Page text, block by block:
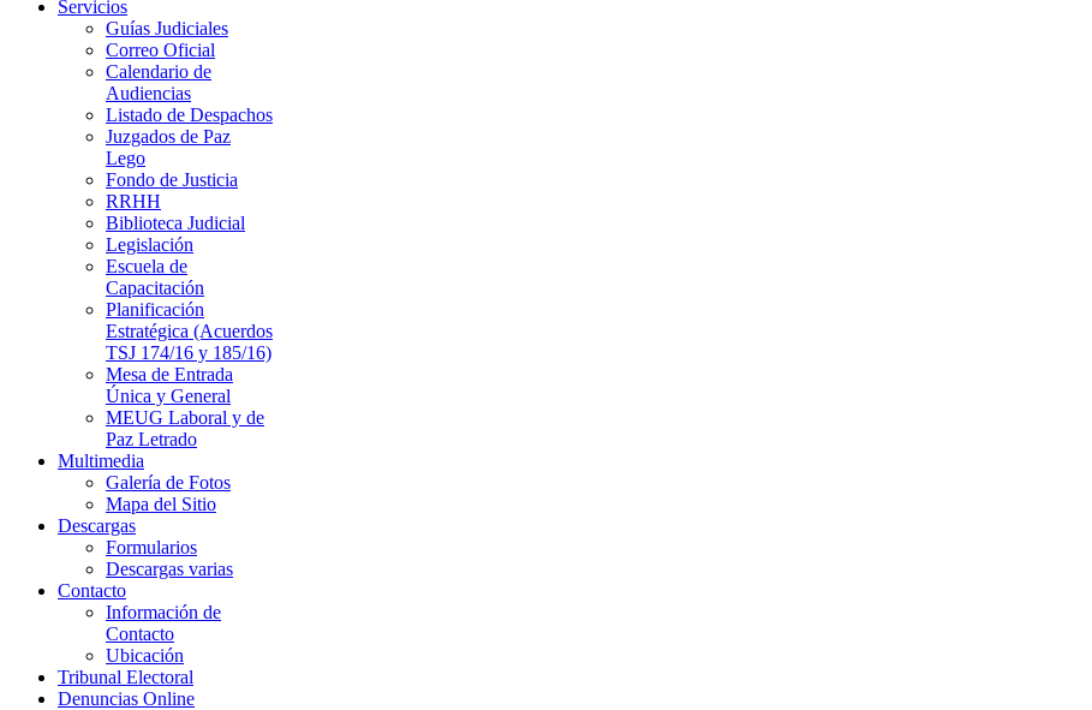
Servicios
Guías Judiciales
Correo Oficial
Calendario de
Audiencias
Listado de Despachos
Juzgados de Paz
Lego
Fondo de Justicia
RRHH
Biblioteca Judicial
Legislación
Escuela de
Capacitación
Planificación
Estratégica (Acuerdos
TSJ 174/16 y 185/16)
Mesa de Entrada
Única y General
MEUG Laboral y de
Paz Letrado
Multimedia
Galería de Fotos
Mapa del Sitio
Descargas
Formularios
Descargas varias
Contacto
Información de
Contacto
Ubicación
Tribunal Electoral
Denuncias Online